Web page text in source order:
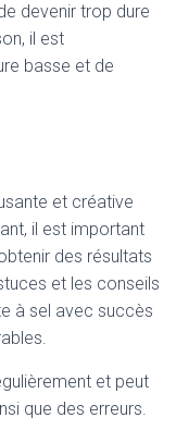
devenir trop dure
il est
basse et de
et créative
il est important
des résultats
et les conseils
à sel avec succès
et peut
que des erreurs.